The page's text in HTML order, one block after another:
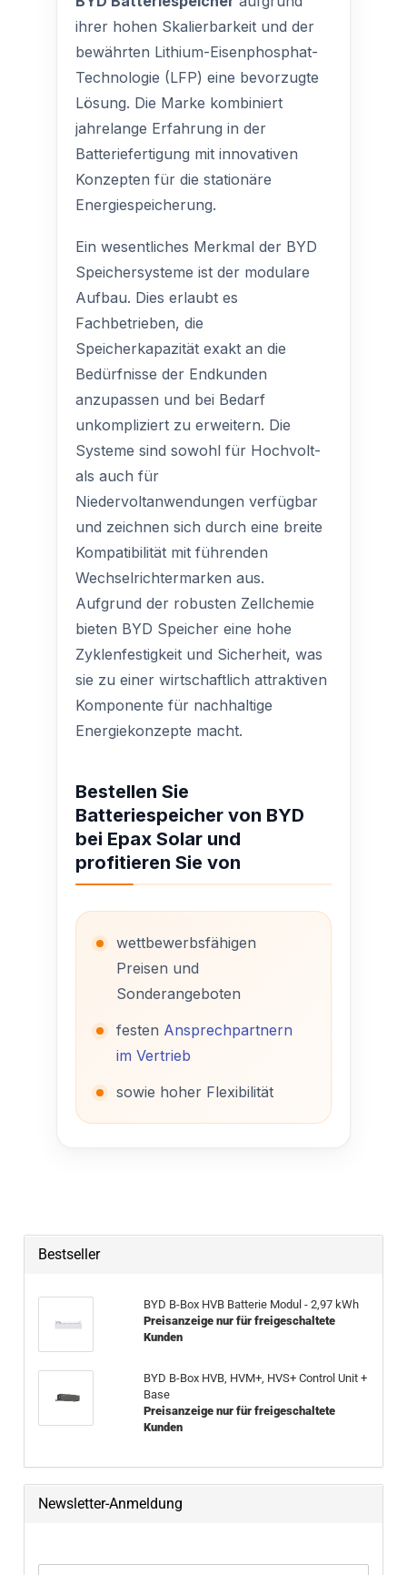
ihrer hohen Skalierbarkeit und der
bewährten Lithium-Eisenphosphat-
Technologie (LFP) eine bevorzugte
Lösung. Die Marke kombiniert
jahrelange Erfahrung in der
Batteriefertigung mit innovativen
Konzepten für die stationäre
Energiespeicherung.
Ein wesentliches Merkmal der BYD
Speichersysteme ist der modulare
Aufbau. Dies erlaubt es
Fachbetrieben, die
Speicherkapazität exakt an die
Bedürfnisse der Endkunden
anzupassen und bei Bedarf
unkompliziert zu erweitern. Die
Systeme sind sowohl für Hochvolt-
als auch für
Niedervoltanwendungen verfügbar
und zeichnen sich durch eine breite
Kompatibilität mit führenden
Wechselrichtermarken aus.
Aufgrund der robusten Zellchemie
bieten BYD Speicher eine hohe
Zyklenfestigkeit und Sicherheit, was
sie zu einer wirtschaftlich attraktiven
Komponente für nachhaltige
Energiekonzepte macht.
Bestellen Sie
Batteriespeicher von BYD
bei Epax Solar und
profitieren Sie von
wettbewerbsfähigen
Preisen und
Sonderangeboten
festen Ansprechpartnern
im Vertrieb
sowie hoher Flexibilität
Bestseller
BYD B-Box HVB Bat­te­rie Modul - 2,97 kWh
Preisanzeige nur für freigeschaltete
Kunden
BYD B-Box HVB, HVM+, HVS+ Con­trol Unit +
Base
Preisanzeige nur für freigeschaltete
Kunden
Newsletter-Anmeldung